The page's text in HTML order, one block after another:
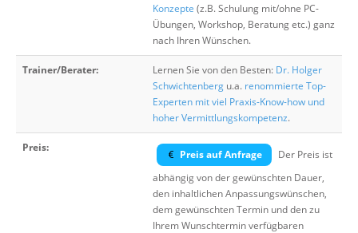
Konzepte (z.B. Schulung mit/ohne PC-
Übungen, Workshop, Beratung etc.) ganz
nach Ihren Wünschen.
Trainer/Berater: Lernen Sie von den Besten: Dr. Holger
Schwichtenberg u.a. renommierte Top-
Experten mit viel Praxis-Know-how und
hoher Vermittlungskompetenz.
Preis:
Preis auf Anfrage
Der Preis ist
abhängig von der gewünschten Dauer,
den inhaltlichen Anpassungswünschen,
dem gewünschten Termin und den zu
Ihrem Wunschtermin verfügbaren